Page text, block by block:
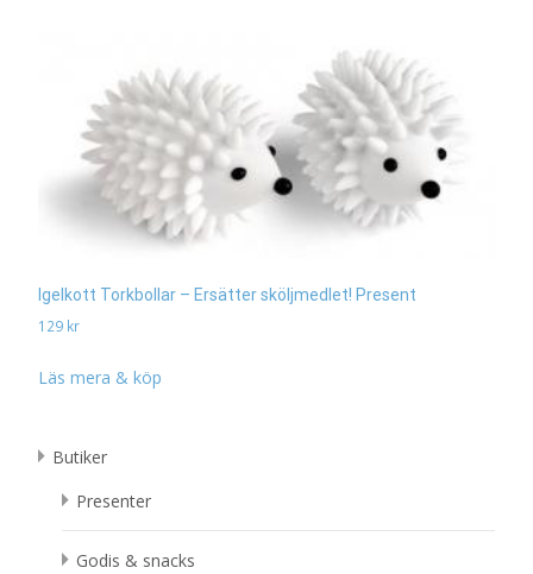
Igelkott Torkbollar – Ersätter sköljmedlet! Present
129 kr
Läs mera & köp
Butiker
Presenter
Godis & snacks